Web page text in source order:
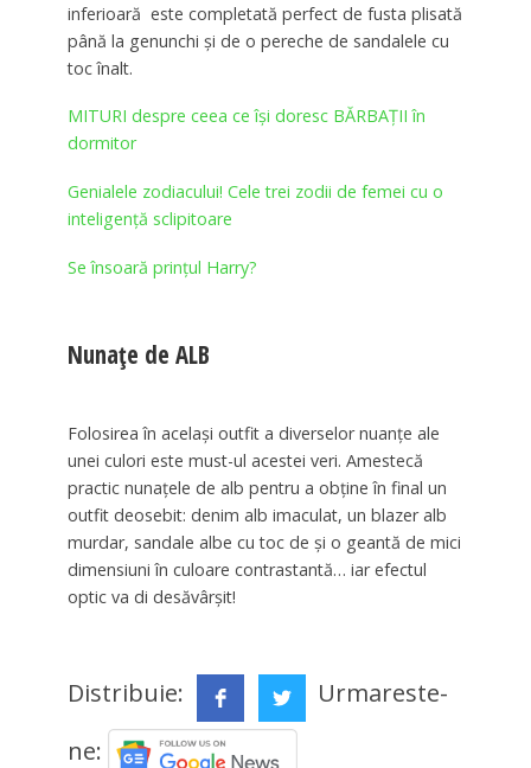
inferioară este completată perfect de fusta plisată
până la genunchi și de o pereche de sandalele cu
toc înalt.
MITURI despre ceea ce îşi doresc BĂRBAȚII în
dormitor
Genialele zodiacului! Cele trei zodii de femei cu o
inteligenţă sclipitoare
Se însoară prințul Harry?
Nunațe de ALB
Folosirea în același outfit a diverselor nuanțe ale
unei culori este must-ul acestei veri. Amestecă
practic nunațele de alb pentru a obține în final un
outfit deosebit: denim alb imaculat, un blazer alb
murdar, sandale albe cu toc de și o geantă de mici
dimensiuni în culoare contrastantă… iar efectul
optic va di desăvârșit!
Distribuie:
Urmareste-
ne: